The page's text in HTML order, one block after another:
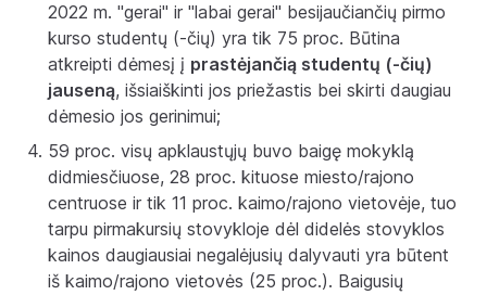
2022 m. "gerai" ir "labai gerai" besijaučiančių pirmo
kurso studentų (-čių) yra tik 75 proc. Būtina
atkreipti dėmesį į prastėjančią studentų (-čių)
jauseną, išsiaiškinti jos priežastis bei skirti daugiau
dėmesio jos gerinimui;
59 proc. visų apklaustųjų buvo baigę mokyklą
didmiesčiuose, 28 proc. kituose miesto/rajono
centruose ir tik 11 proc. kaimo/rajono vietovėje, tuo
tarpu pirmakursių stovykloje dėl didelės stovyklos
kainos daugiausiai negalėjusių dalyvauti yra būtent
iš kaimo/rajono vietovės (25 proc.). Baigusių